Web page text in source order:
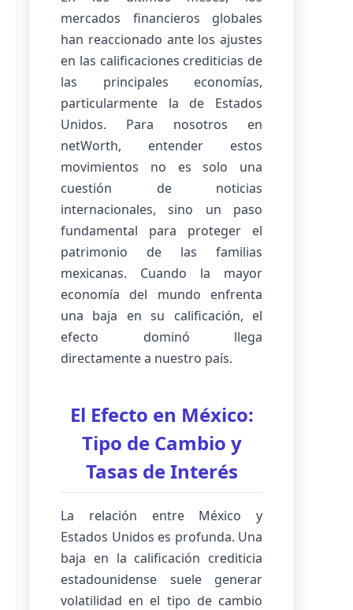
mercados financieros globales
han reaccionado ante los ajustes
en las calificaciones crediticias de
las principales economías,
particularmente la de Estados
Unidos. Para nosotros en
netWorth, entender estos
movimientos no es solo una
cuestión de noticias
internacionales, sino un paso
fundamental para proteger el
patrimonio de las familias
mexicanas. Cuando la mayor
economía del mundo enfrenta
una baja en su calificación, el
efecto dominó llega
directamente a nuestro país.
El Efecto en México:
Tipo de Cambio y
Tasas de Interés
La relación entre México y
Estados Unidos es profunda. Una
baja en la calificación crediticia
estadounidense suele generar
volatilidad en el tipo de cambio